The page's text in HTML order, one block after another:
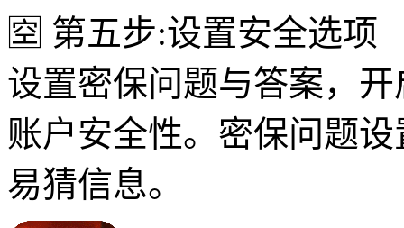
🈳 第五步:设置安全选项
设置密保问题与答案，
账户安全性。密保问题
易猜信息。